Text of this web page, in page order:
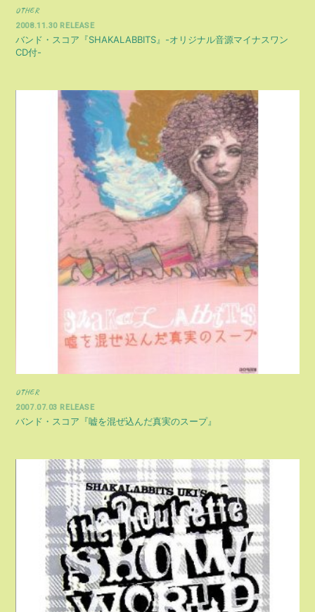
OTHER
2008.11.30 RELEASE
バンド・スコア『SHAKALABBITS』-オリジナル音源マイナスワン
CD付-
OTHER
2007.07.03 RELEASE
バンド・スコア『嘘を混ぜ込んだ真実のスープ』